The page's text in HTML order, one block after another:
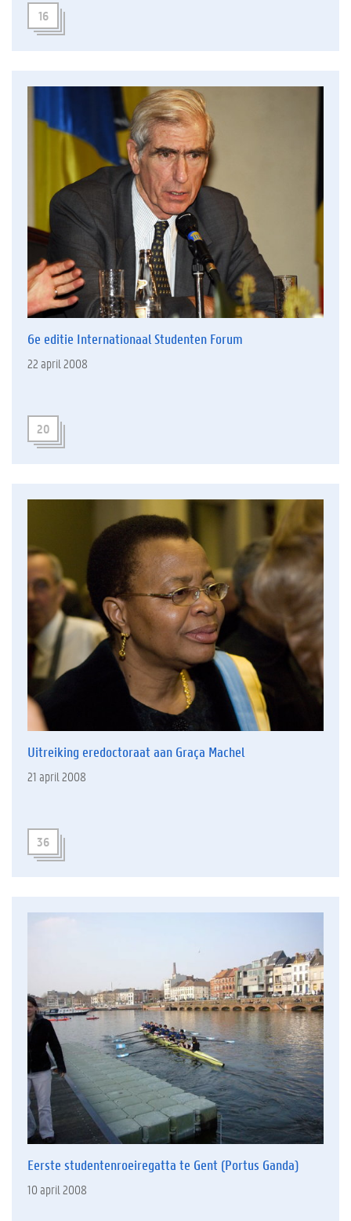
16
6e editie Internationaal Studenten Forum
22 april 2008
20
Uitreiking eredoctoraat aan Graça Machel
21 april 2008
36
Eerste studentenroeiregatta te Gent (Portus Ganda)
10 april 2008